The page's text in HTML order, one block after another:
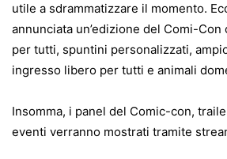
utile a sdrammatizzare il momento.
annunciata un’edizione del Comi-
per tutti, spuntini personalizzati,
ingresso libero per tutti e animali
Insomma, i panel del Comic-con,
eventi verranno mostrati tramite